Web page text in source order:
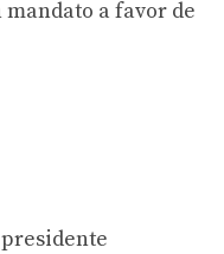
a favor de